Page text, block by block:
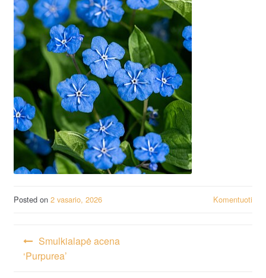
Posted on 2 vasario, 2026 Komentuoti
Navigacija
tarp
Smulkialapė acena
‘Purpurea’